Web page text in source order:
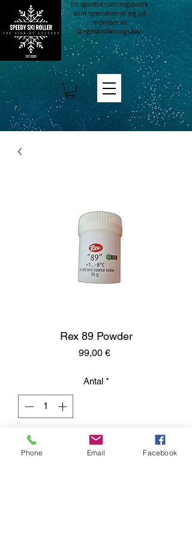
En sportutrustningsbutik
som specialiserat sig på
mönster av
längdskidåkningsålar.
Rex 89 Powder
99,00 €Pris
Antal *
Lägg i kundvagn
Phone Email Facebook